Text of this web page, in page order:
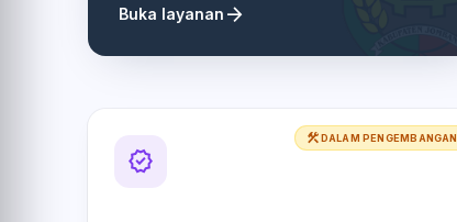
Buka layanan arrow_forward
constructionDALAM PENGEMBANGAN
verified